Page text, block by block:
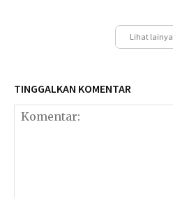
Lihat lainya
TINGGALKAN KOMENTAR